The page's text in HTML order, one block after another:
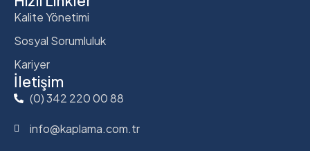
Kalite Yönetimi
Sosyal Sorumluluk
Kariyer
İletişim
(0) 342 220 00 88
info@kaplama.com.tr